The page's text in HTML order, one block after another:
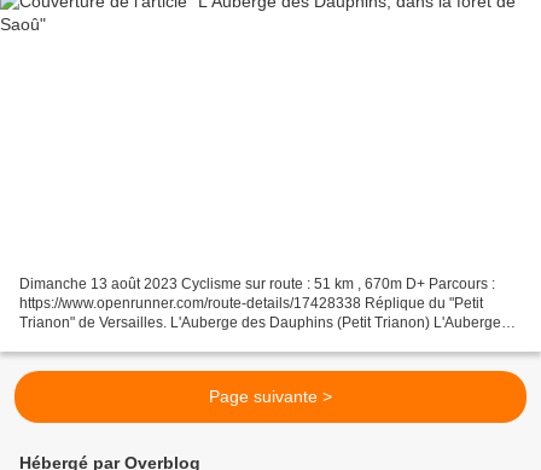
Dimanche 13 août 2023 Cyclisme sur route : 51 km , 670m D+ Parcours :
https://www.openrunner.com/route-details/17428338 Réplique du "Petit
Trianon" de Versailles. L'Auberge des Dauphins (Petit Trianon) L'Auberge
Page suivante >
Hébergé par Overblog